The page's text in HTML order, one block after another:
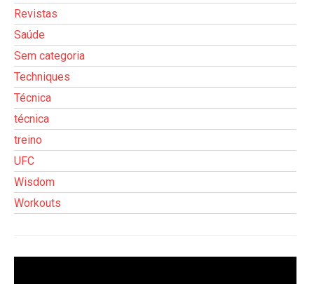
Revistas
Saúde
Sem categoria
Techniques
Técnica
técnica
treino
UFC
Wisdom
Workouts